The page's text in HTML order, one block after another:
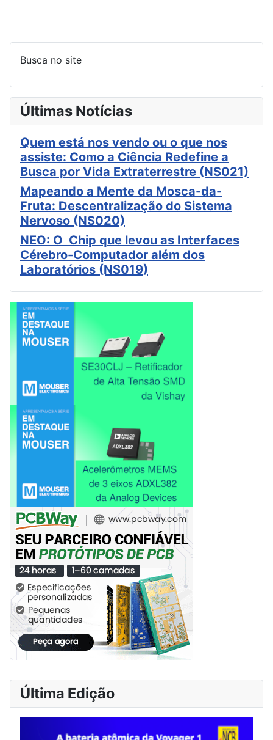
Busca no site
Últimas Notícias
Quem está nos vendo ou o que nos
assiste: Como a Ciência Redefine a
Busca por Vida Extraterrestre (NS021)
Mapeando a Mente da Mosca-da-
Fruta: Descentralização do Sistema
Nervoso (NS020)
NEO: O Chip que levou as Interfaces
Cérebro-Computador além dos
Laboratórios (NS019)
Última Edição